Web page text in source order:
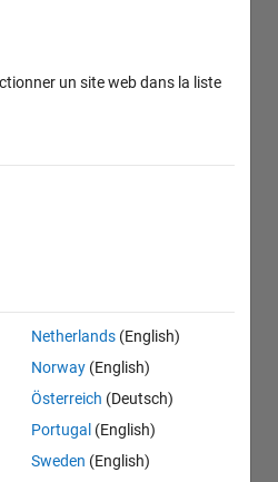
un site web dans la liste
Netherlands (English)
Norway (English)
Österreich (Deutsch)
Portugal (English)
Sweden (English)